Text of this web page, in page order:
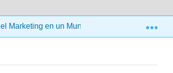
Marketing en un Mundo Digital (Stokes)